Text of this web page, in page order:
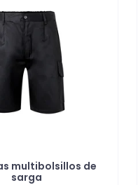
multibolsillos de
sarga